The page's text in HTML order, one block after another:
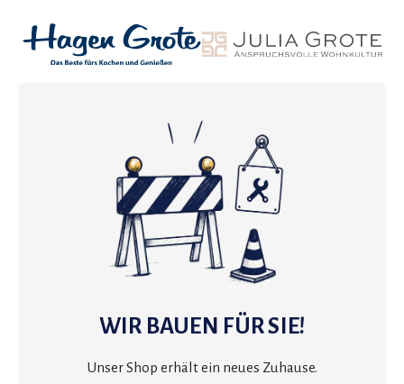
WIR BAUEN FÜR SIE!
Unser Shop erhält ein neues Zuhause.